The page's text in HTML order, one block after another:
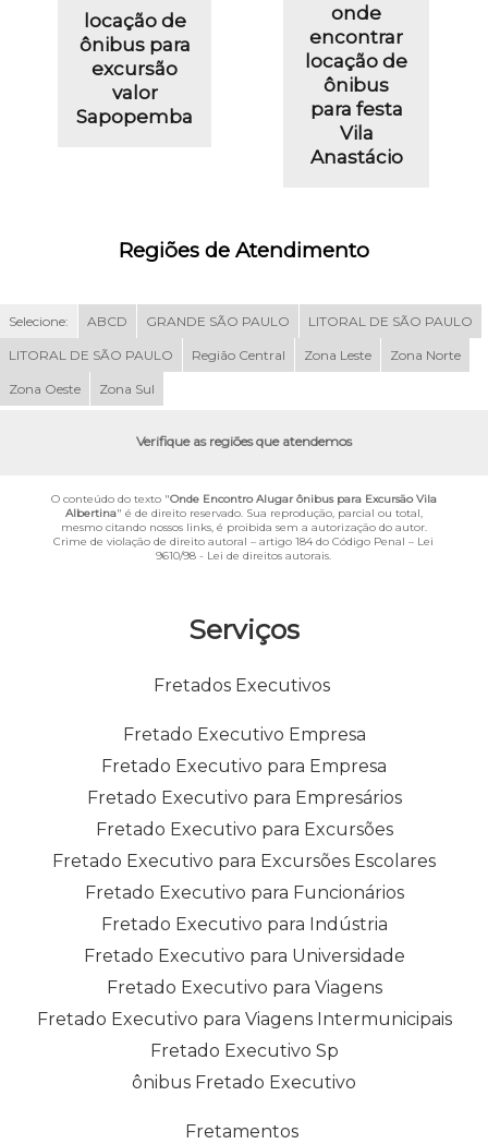
Serviços
Fretados Executivos
Fretado Executivo Empresa
Fretado Executivo para Empresa
Fretado Executivo para Empresários
Fretado Executivo para Excursões
Fretado Executivo para Excursões Escolares
Fretado Executivo para Funcionários
Fretado Executivo para Indústria
Fretado Executivo para Universidade
Fretado Executivo para Viagens
Fretado Executivo para Viagens Intermunicipais
Fretado Executivo Sp
ônibus Fretado Executivo
Fretamentos
locação de
ônibus para
excursão
valor
Sapopemba
onde
encontrar
locação de
ônibus
para festa
Vila
Anastácio
Regiões de Atendimento
Selecione: ABCD GRANDE SÃO PAULO LITORAL DE SÃO PAULO
LITORAL DE SÃO PAULO Região Central Zona Leste Zona Norte
Zona Oeste Zona Sul
Verifique as regiões que atendemos
O conteúdo do texto "Onde Encontro Alugar ônibus para Excursão Vila
Albertina" é de direito reservado. Sua reprodução, parcial ou total,
mesmo citando nossos links, é proibida sem a autorização do autor.
Crime de violação de direito autoral – artigo 184 do Código Penal – Lei
9610/98 - Lei de direitos autorais.